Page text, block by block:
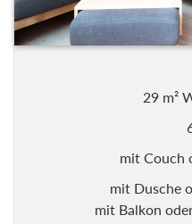
29 m²
mit Couch
mit Dusche
mit Balkon